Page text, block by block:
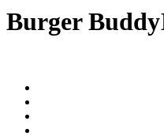
Burger Buddy